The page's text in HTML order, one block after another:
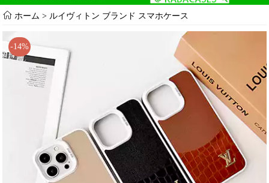
ホーム > ルイヴィトン ブランド スマホケース
-14%